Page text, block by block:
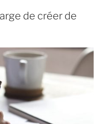
de créer de